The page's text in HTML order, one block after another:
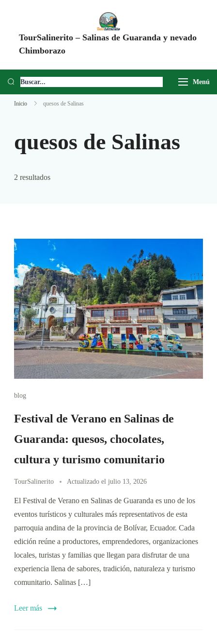
TourSalinerito – Salinas de Guaranda y nevado
Chimborazo
Chimborazo, Minas de Sal, Quesera El Salinerito, Chocolates El
Menú
Inicio quesos de Salinas
quesos de Salinas
2 resultados
blog
Festival de Verano en Salinas de
Guaranda: quesos, chocolates,
cultura y turismo comunitario
TourSalinerito Actualizado el julio 13, 2026
El Festival de Verano en Salinas de Guaranda es uno de los
eventos turísticos y culturales más representativos de esta
parroquia andina de la provincia de Bolívar, Ecuador. Cada
edición reúne a productores, emprendedores, organizaciones
locales, turistas y familias que llegan para disfrutar de una
experiencia llena de sabores, tradición, naturaleza y turismo
comunitario. Salinas […]
Leer más